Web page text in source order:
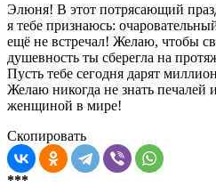
Элюня! В этот потрясающий
я тебе признаюсь:
ещё не встречал! Желаю, чтобы
душевность ты сберегла на
Пусть тебе сегодня дарят
Желаю никогда не знать
женщиной в мире!
Скопировать
***